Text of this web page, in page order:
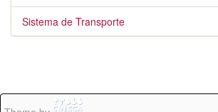
Sistema de Transporte